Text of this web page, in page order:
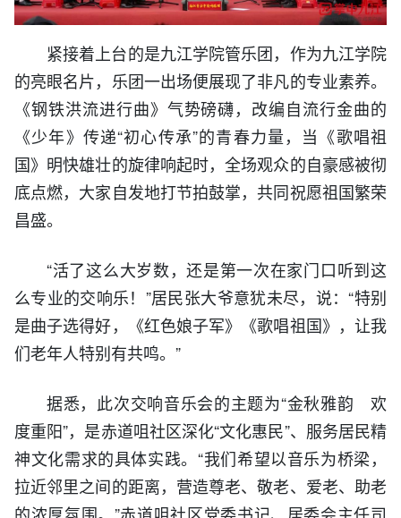
紧接着上台的是九江学院管乐团，作为九江学院
的亮眼名片，乐团一出场便展现了非凡的专业素养。
《钢铁洪流进行曲》气势磅礴，改编自流行金曲的
《少年》传递“初心传承”的青春力量，当《歌唱祖
国》明快雄壮的旋律响起时，全场观众的自豪感被彻
底点燃，大家自发地打节拍鼓掌，共同祝愿祖国繁荣
昌盛。
“活了这么大岁数，还是第一次在家门口听到这
么专业的交响乐！”居民张大爷意犹未尽，说：“特别
是曲子选得好，《红色娘子军》《歌唱祖国》，让我
们老年人特别有共鸣。”
据悉，此次交响音乐会的主题为“金秋雅韵 欢
度重阳”，是赤道咀社区深化“文化惠民”、服务居民精
神文化需求的具体实践。“我们希望以音乐为桥梁，
拉近邻里之间的距离，营造尊老、敬老、爱老、助老